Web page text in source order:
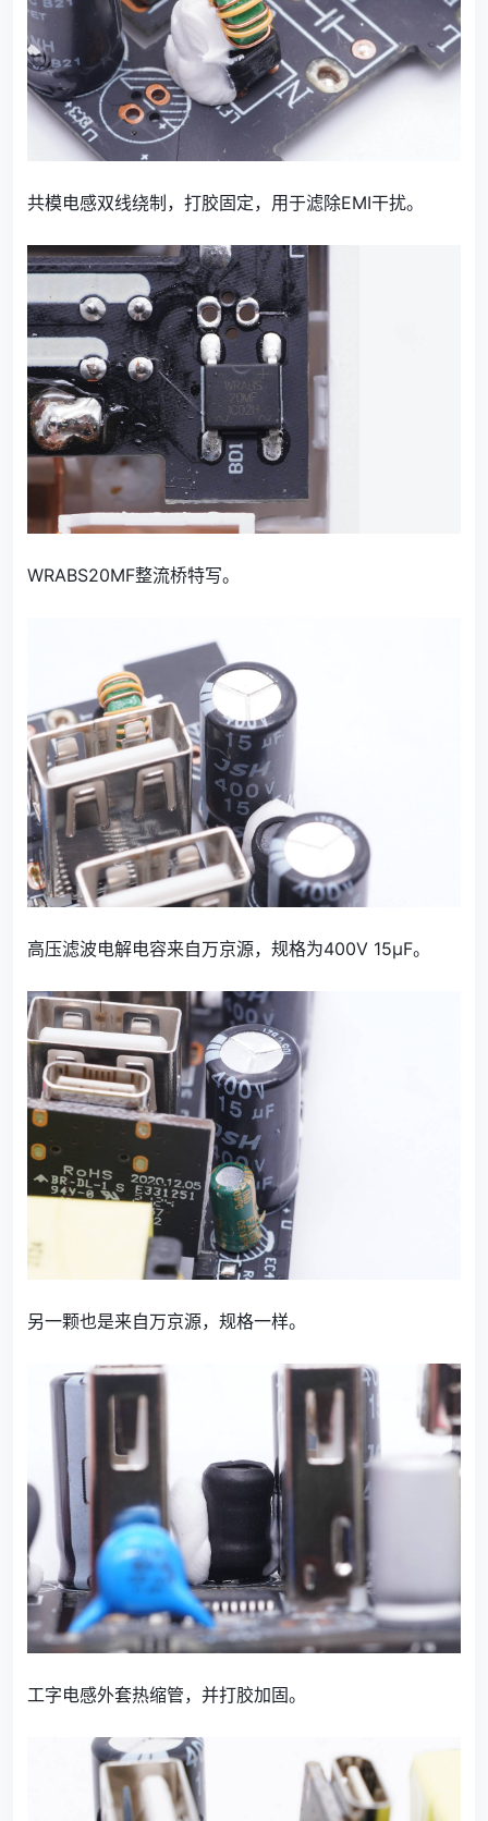
共模电感双线绕制，打胶固定，用于滤除EMI干扰。
WRABS20MF整流桥特写。
高压滤波电解电容来自万京源，规格为400V 15μF。
另一颗也是来自万京源，规格一样。
工字电感外套热缩管，并打胶加固。